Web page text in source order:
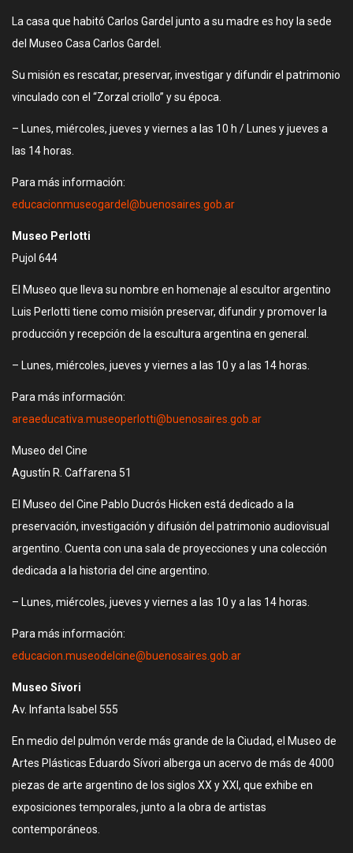
La casa que habitó Carlos Gardel junto a su madre es hoy la sede
del Museo Casa Carlos Gardel.
Su misión es rescatar, preservar, investigar y difundir el patrimonio
vinculado con el “Zorzal criollo” y su época.
– Lunes, miércoles, jueves y viernes a las 10 h / Lunes y jueves a
las 14 horas.
Para más información:
educacionmuseogardel@buenosaires.gob.ar
Museo Perlotti
Pujol 644
El Museo que lleva su nombre en homenaje al escultor argentino
Luis Perlotti tiene como misión preservar, difundir y promover la
producción y recepción de la escultura argentina en general.
– Lunes, miércoles, jueves y viernes a las 10 y a las 14 horas.
Para más información:
areaeducativa.museoperlotti@buenosaires.gob.ar
Museo del Cine
Agustín R. Caffarena 51
El Museo del Cine Pablo Ducrós Hicken está dedicado a la
preservación, investigación y difusión del patrimonio audiovisual
argentino. Cuenta con una sala de proyecciones y una colección
dedicada a la historia del cine argentino.
– Lunes, miércoles, jueves y viernes a las 10 y a las 14 horas.
Para más información:
educacion.museodelcine@buenosaires.gob.ar
Museo Sívori
Av. Infanta Isabel 555
En medio del pulmón verde más grande de la Ciudad, el Museo de
Artes Plásticas Eduardo Sívori alberga un acervo de más de 4000
piezas de arte argentino de los siglos XX y XXI, que exhibe en
exposiciones temporales, junto a la obra de artistas
contemporáneos.